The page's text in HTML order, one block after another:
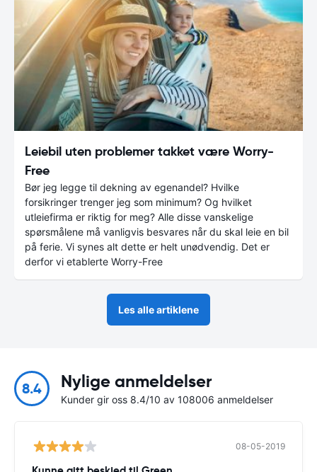
Leiebil uten problemer takket være Worry-
Free
Bør jeg legge til dekning av egenandel? Hvilke
forsikringer trenger jeg som minimum? Og hvilket
utleiefirma er riktig for meg? Alle disse vanskelige
spørsmålene må vanligvis besvares når du skal leie en bil
på ferie. Vi synes alt dette er helt unødvendig. Det er
derfor vi etablerte Worry-Free
Les alle artiklene
8.4 Nylige anmeldelser
Kunder gir oss 8.4/10 av 108006 anmeldelser
08-05-2019